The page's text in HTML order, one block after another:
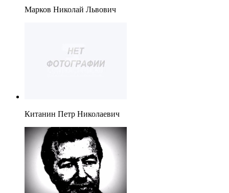
Марков Николай Львович
Китанин Петр Николаевич